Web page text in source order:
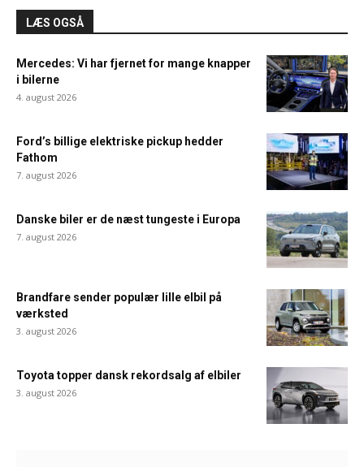
LÆS OGSÅ
Mercedes: Vi har fjernet for mange knapper
i bilerne
4. august 2026
Ford’s billige elektriske pickup hedder
Fathom
7. august 2026
Danske biler er de næst tungeste i Europa
7. august 2026
Brandfare sender populær lille elbil på
værksted
3. august 2026
Toyota topper dansk rekordsalg af elbiler
3. august 2026